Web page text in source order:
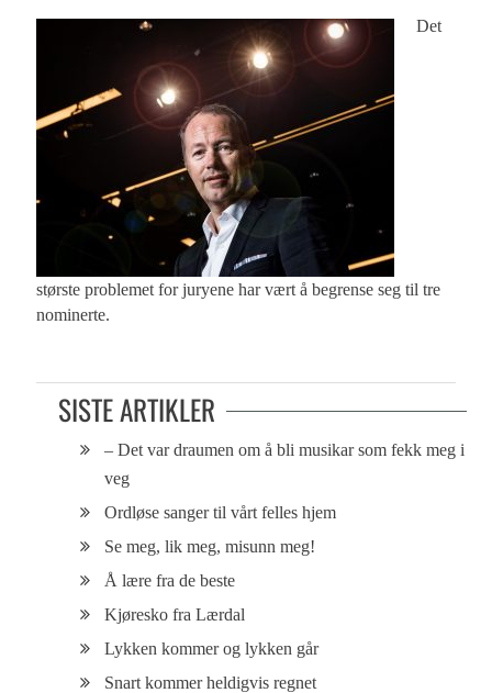
Det
største problemet for juryene har vært å begrense seg til tre
nominerte.
SISTE ARTIKLER
– Det var draumen om å bli musikar som fekk meg i
veg
Ordløse sanger til vårt felles hjem
Se meg, lik meg, misunn meg!
Å lære fra de beste
Kjøresko fra Lærdal
Lykken kommer og lykken går
Snart kommer heldigvis regnet